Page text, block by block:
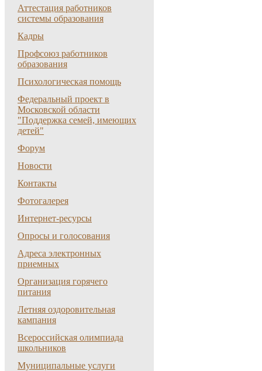
Аттестация работников
системы образования
Кадры
Профсоюз работников
образования
Психологическая помощь
Федеральный проект в
Московской области
"Поддержка семей, имеющих
детей"
Форум
Новости
Контакты
Фотогалерея
Интернет-ресурсы
Опросы и голосования
Адреса электронных
приемных
Организация горячего
питания
Летняя оздоровительная
кампания
Всероссийская олимпиада
школьников
Муниципальные услуги